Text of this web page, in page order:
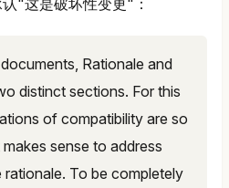
Rationale and
distinct sections. For this
of compatibility are so
sense to address
To be completely